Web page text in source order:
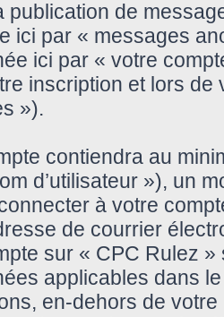
publication de
ici par « messages
ici par « votre
inscription et lors
»).
contiendra au
d’utilisateur »), un
à votre
de courrier
sur « CPC Rulez
applicables dans
en-dehors de